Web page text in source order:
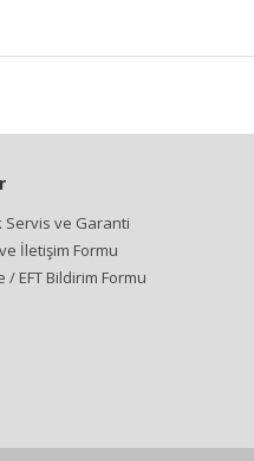
Servis ve Garanti
İletişim Formu
/ EFT Bildirim Formu